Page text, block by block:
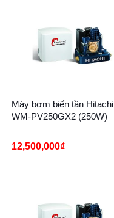
Máy bơm biến tần Hitachi
WM-PV250GX2 (250W)
12,500,000₫